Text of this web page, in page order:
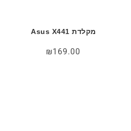
מקלדת Asus X441
₪169.00